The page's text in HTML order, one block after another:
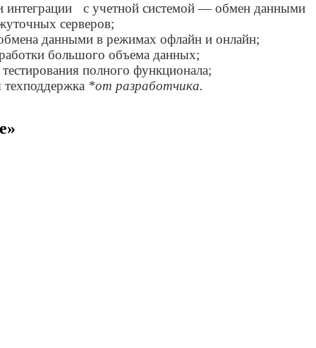
интеграции с учетной системой — обмен данными
серверов;
данными в режимах офлайн и онлайн;
большого объема данных;
полного функционала;
техподдержка *от разработчика.